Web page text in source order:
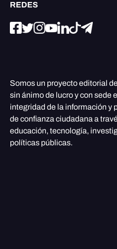
REDES
Somos un proyecto editorial
sin ánimo de lucro y con sede
integridad de la información y
de confianza ciudadana a
educación, tecnología,
políticas públicas.